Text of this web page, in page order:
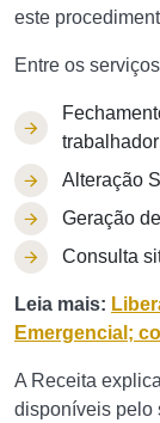
este
Entre os
Alteração
Geração
Consulta
Leia mais:
Emergencial;
A Receita
disponíveis pelo